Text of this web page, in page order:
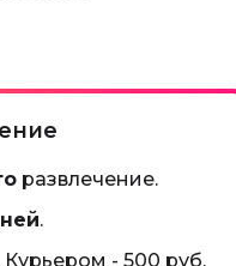
развлечение.
.
- 500 руб.